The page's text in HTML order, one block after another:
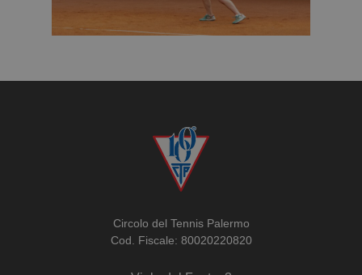
Circolo del Tennis Palermo
Cod. Fiscale: 80020220820